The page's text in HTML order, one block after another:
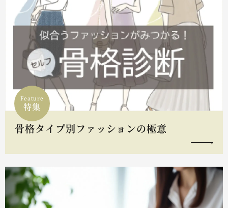
Feature
特集
骨格タイプ別ファッションの極意